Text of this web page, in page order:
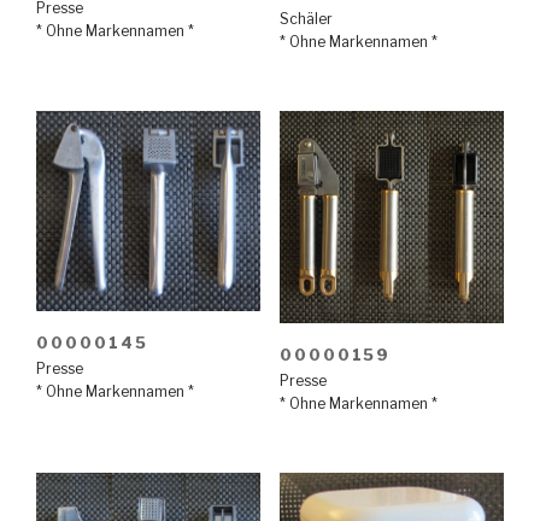
Presse
* Ohne Markennamen *
Schäler
* Ohne Markennamen *
00000145
Presse
* Ohne Markennamen *
00000159
Presse
* Ohne Markennamen *